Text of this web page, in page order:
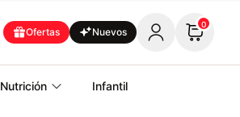
Ofertas Nuevos
0
Nutrición Infantil